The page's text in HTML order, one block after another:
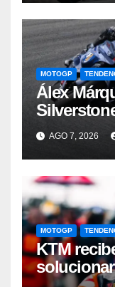
MOTOGP
Álex
AGO 7, 2026
MOTOGP
KTM